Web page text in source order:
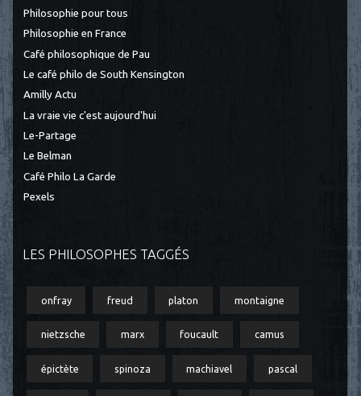
Philosophie pour tous
Philosophie en France
Café philosophique de Pau
Le café philo de South Kensington
Amilly Actu
La vraie vie c'est aujourd'hui
Le-Partage
Le Belman
Café Philo La Garde
Pexels
LES PHILOSOPHES TAGGÉS
onfray freud platon montaigne
nietzsche marx foucault camus
épictète spinoza machiavel pascal